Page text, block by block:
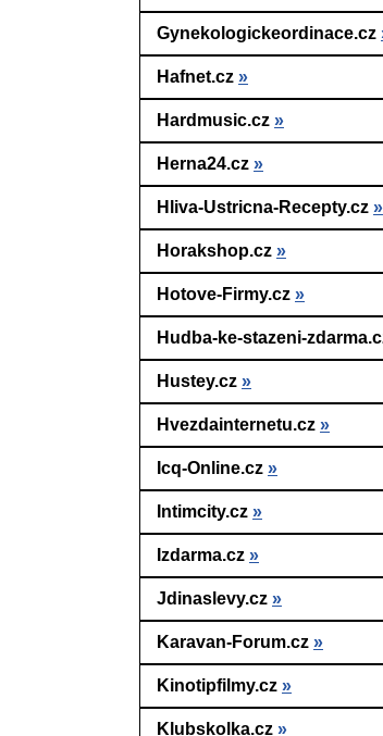
Gynekologickeordinace.cz
Hafnet.cz »
Hardmusic.cz »
Herna24.cz »
Hliva-Ustricna-Recepty.cz »
Horakshop.cz »
Hotove-Firmy.cz »
Hudba-ke-stazeni-
Hustey.cz »
Hvezdainternetu.cz »
Icq-Online.cz »
Intimcity.cz »
Izdarma.cz »
Jdinaslevy.cz »
Karavan-Forum.cz »
Kinotipfilmy.cz »
Klubskolka.cz »